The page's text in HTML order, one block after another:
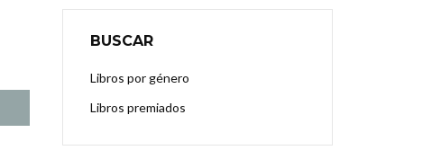
BUSCAR
Libros por género
Libros premiados